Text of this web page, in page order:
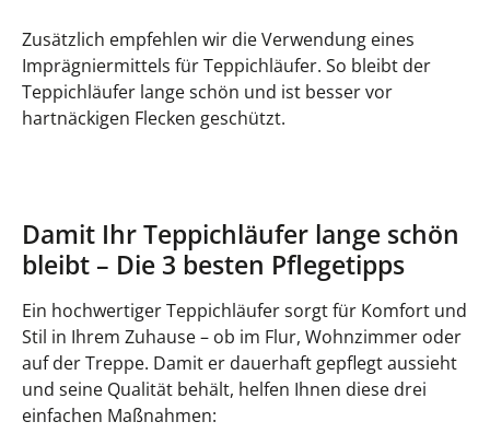
Zusätzlich empfehlen wir die Verwendung eines
Imprägniermittels für Teppichläufer. So bleibt der
Teppichläufer lange schön und ist besser vor
hartnäckigen Flecken geschützt.
Damit Ihr Teppichläufer lange schön
bleibt – Die 3 besten Pflegetipps
Ein hochwertiger Teppichläufer sorgt für Komfort und
Stil in Ihrem Zuhause – ob im Flur, Wohnzimmer oder
auf der Treppe. Damit er dauerhaft gepflegt aussieht
und seine Qualität behält, helfen Ihnen diese drei
einfachen Maßnahmen: